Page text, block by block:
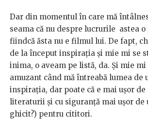
Dar din momentul în care mă
seama că nu despre lucrurile astea o
fiindcă ăsta nu e filmul lui. De fapt,
de la început inspirația și mie mi se
inima, o aveam pe listă, da. Și mie mi
amuzant când mă întreabă lumea de
inspirația, dar poate că e mai ușor de
literaturii și cu siguranță mai ușor de
ghicit?) pentru cititori.